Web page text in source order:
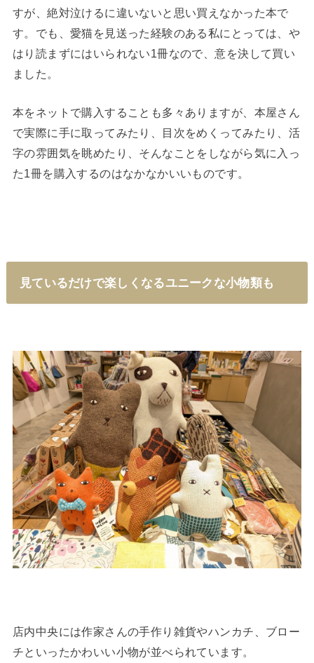
すが、絶対泣けるに違いないと思い買えなかった本で
す。でも、愛猫を見送った経験のある私にとっては、や
はり読まずにはいられない1冊なので、意を決して買い
ました。
本をネットで購入することも多々ありますが、本屋さん
で実際に手に取ってみたり、目次をめくってみたり、活
字の雰囲気を眺めたり、そんなことをしながら気に入っ
た1冊を購入するのはなかなかいいものです。
見ているだけで楽しくなるユニークな小物類も
店内中央には作家さんの手作り雑貨やハンカチ、ブロー
チといったかわいい小物が並べられています。